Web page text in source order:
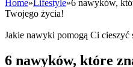
Home»Lifestyle»6 nawyków,
Twojego życia!
Jakie nawyki pomogą Ci cieszyć
6 nawyków, które